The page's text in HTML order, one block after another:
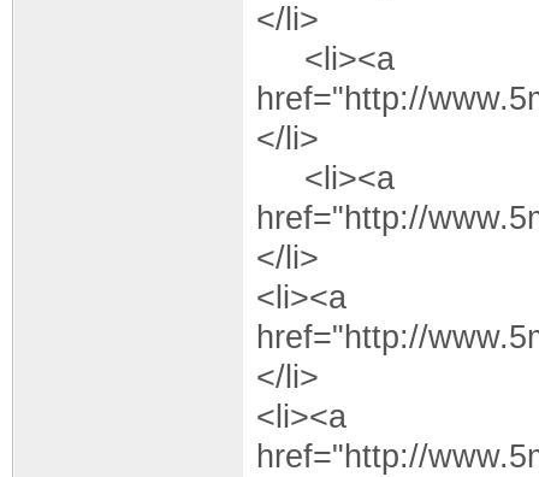
</li>
<li><a
href="http://
</li>
<li><a
href="http://
</li>
<li><a
href="http://
</li>
<li><a
href="http://